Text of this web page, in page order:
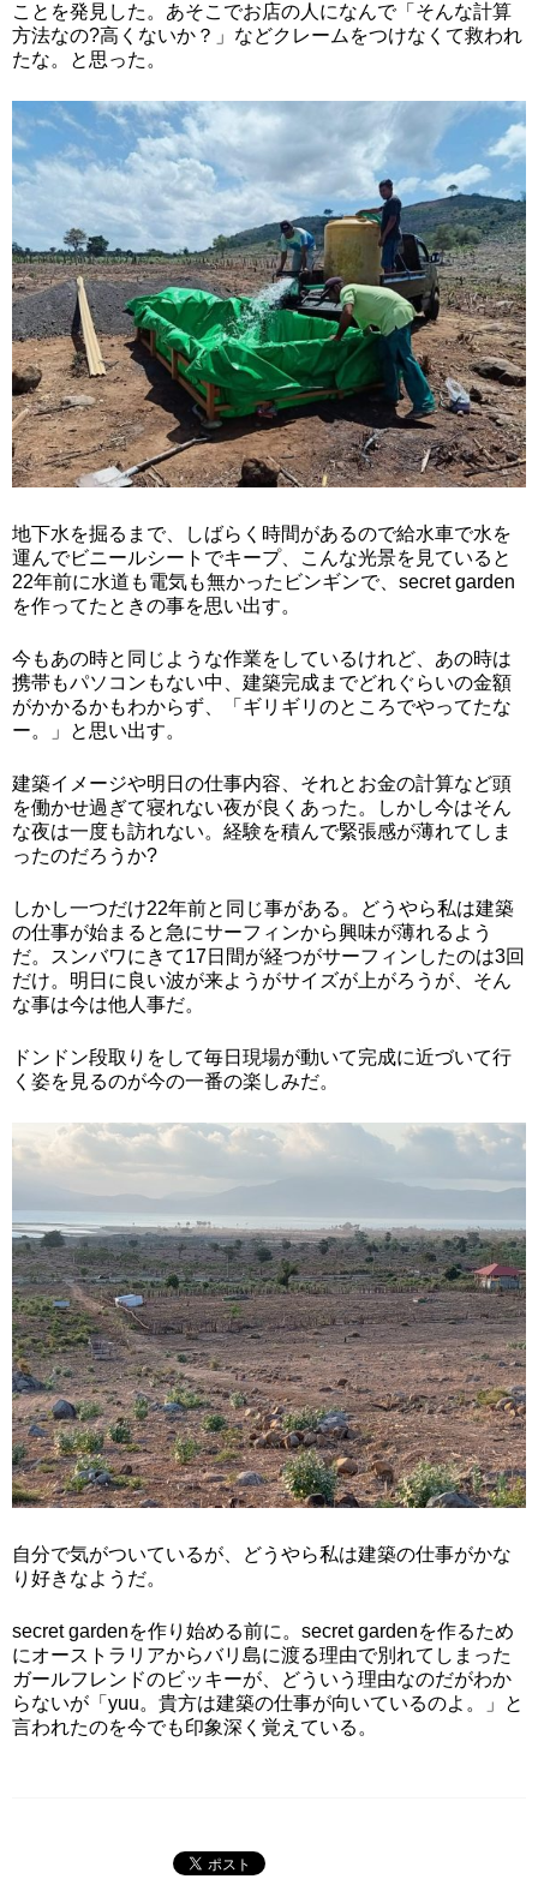
ことを発見した。あそこでお店の人になんで「そんな計算
方法なの?高くないか？」などクレームをつけなくて救われ
たな。と思った。
地下水を掘るまで、しばらく時間があるので給水車で水を
運んでビニールシートでキープ、こんな光景を見ていると
22年前に水道も電気も無かったビンギンで、secret garden
を作ってたときの事を思い出す。
今もあの時と同じような作業をしているけれど、あの時は
携帯もパソコンもない中、建築完成までどれぐらいの金額
がかかるかもわからず、「ギリギリのところでやってたな
ー。」と思い出す。
建築イメージや明日の仕事内容、それとお金の計算など頭
を働かせ過ぎて寝れない夜が良くあった。しかし今はそん
な夜は一度も訪れない。経験を積んで緊張感が薄れてしま
ったのだろうか?
しかし一つだけ22年前と同じ事がある。どうやら私は建築
の仕事が始まると急にサーフィンから興味が薄れるよう
だ。スンバワにきて17日間が経つがサーフィンしたのは3回
だけ。明日に良い波が来ようがサイズが上がろうが、そん
な事は今は他人事だ。
ドンドン段取りをして毎日現場が動いて完成に近づいて行
く姿を見るのが今の一番の楽しみだ。
自分で気がついているが、どうやら私は建築の仕事がかな
り好きなようだ。
secret gardenを作り始める前に。secret gardenを作るため
にオーストラリアからバリ島に渡る理由で別れてしまった
ガールフレンドのビッキーが、どういう理由なのだがわか
らないが「yuu。貴方は建築の仕事が向いているのよ。」と
言われたのを今でも印象深く覚えている。